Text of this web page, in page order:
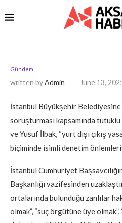
Gündem
written byAdmin June 13,
İstanbul Büyükşehir
soruşturması kapsamında
ve Yusuf İlbak, “yurt dışı çıkış
biçiminde isimli denetim
İstanbul Cumhuriyet
Başkanlığı vazifesinden
ortalarında bulunduğu zanlılar
olmak”, “suç örgütüne üye